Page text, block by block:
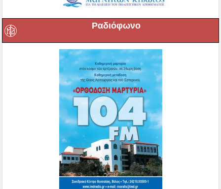
Ραδιόφωνο